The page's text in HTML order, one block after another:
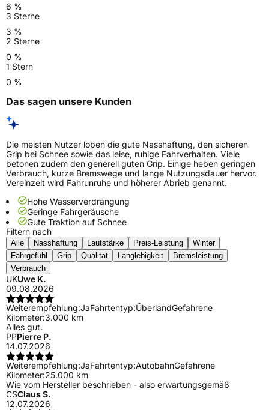
6 %
3 Sterne
3 %
2 Sterne
0 %
1 Stern
0 %
Das sagen unsere Kunden
Die meisten Nutzer loben die gute Nasshaftung, den sicheren
Grip bei Schnee sowie das leise, ruhige Fahrverhalten. Viele
betonen zudem den generell guten Grip. Einige heben geringen
Verbrauch, kurze Bremswege und lange Nutzungsdauer hervor.
Vereinzelt wird Fahrunruhe und höherer Abrieb genannt.
Hohe Wasserverdrängung
Geringe Fahrgeräusche
Gute Traktion auf Schnee
Filtern nach
Alle Nasshaftung Lautstärke Preis-Leistung
Winter
Fahrgefühl
Grip Qualität Langlebigkeit
Bremsleistung
Verbrauch
UKUwe K.
09.08.2026
Weiterempfehlung:JaFahrtentyp:ÜberlandGefahrene
Kilometer:3.000 km
Alles gut.
PPPierre P.
14.07.2026
Weiterempfehlung:JaFahrtentyp:AutobahnGefahrene
Kilometer:25.000 km
Wie vom Hersteller beschrieben - also erwartungsgemäß
CSClaus S.
12.07.2026